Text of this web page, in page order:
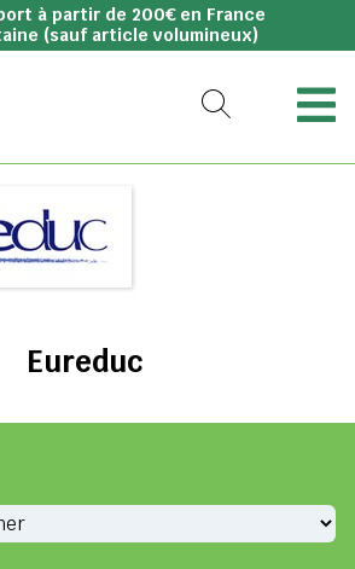
à partir de 200€ en France
(sauf article volumineux)
Eureduc